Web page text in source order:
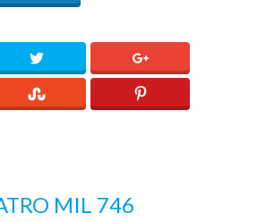
MIL 746